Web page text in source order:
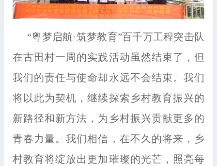
“粤梦启航·筑梦教育”百千万工程突击队
在古田村一周的实践活动虽然结束了，但
我们的责任与使命却永远不会结束。我们
将以此为契机，继续探索乡村教育振兴的
新路径和新方法，为乡村振兴贡献更多的
青春力量。我们相信，在不久的将来，乡
村教育将绽放出更加璀璨的光芒，照亮每